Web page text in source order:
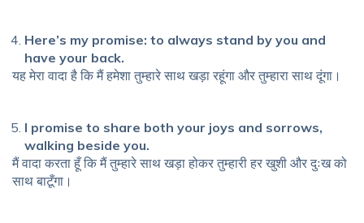
Here’s my promise: to always stand by you and
have your back.
यह मेरा वादा है कि मैं हमेशा तुम्हारे साथ खड़ा रहूंगा और तुम्हारा साथ दूंगा।
I promise to share both your joys and sorrows,
walking beside you.
मैं वादा करता हूँ कि मैं तुम्हारे साथ खड़ा होकर तुम्हारी हर खुशी और दुःख को
साथ बाटूँगा।